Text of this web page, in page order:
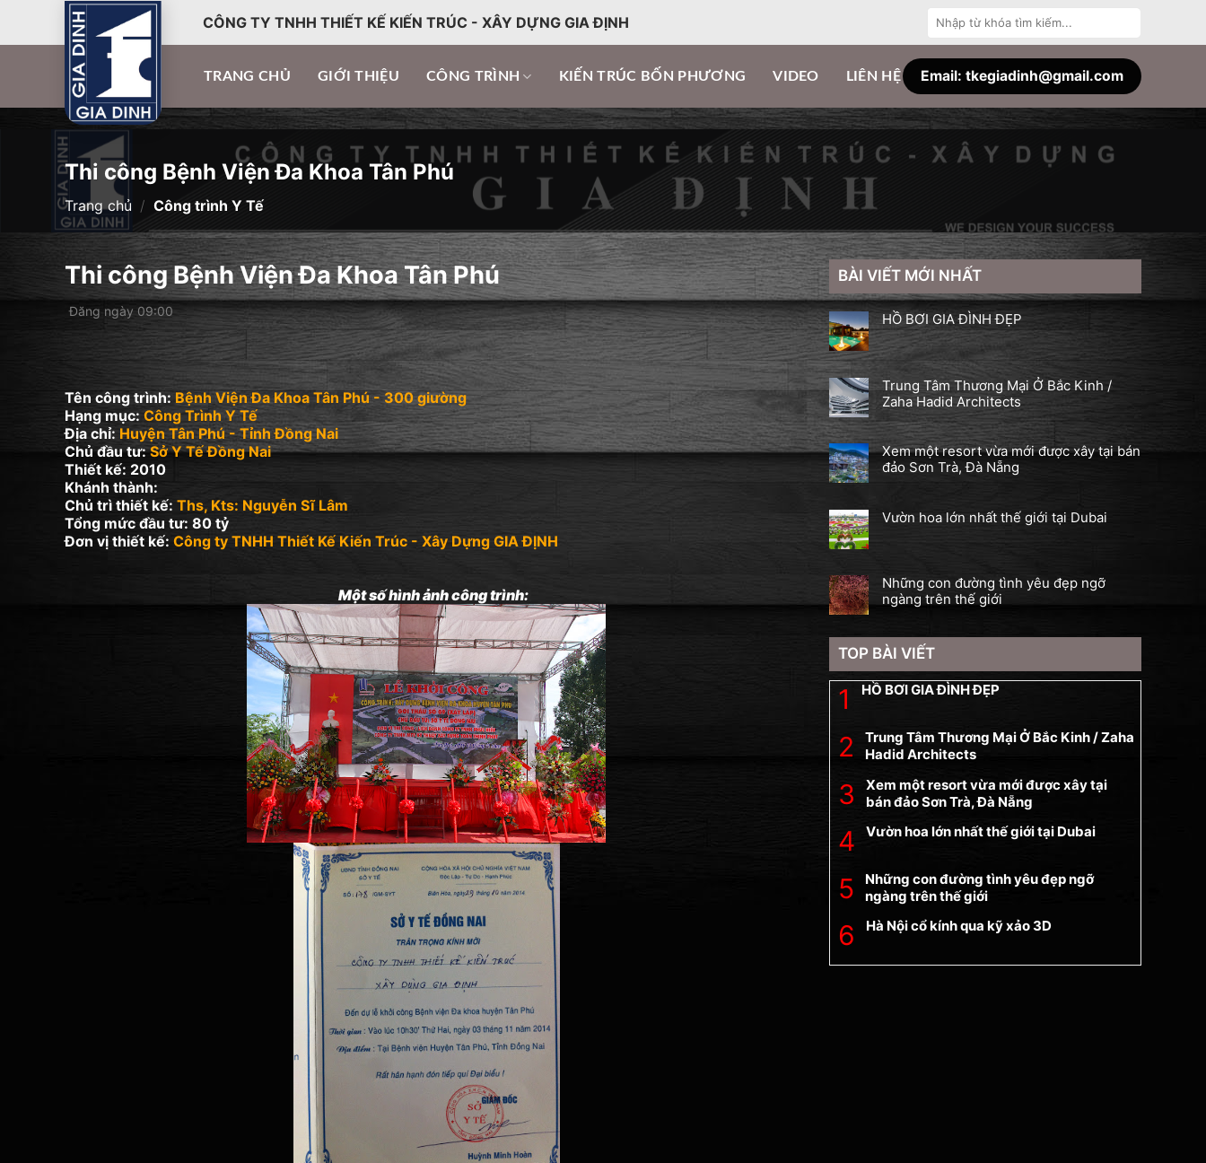
CÔNG TY TNHH THIẾT KẾ KIẾN TRÚC - XÂY DỰNG GIA ĐỊNH
kiếm:
TRANG CHỦ GIỚI THIỆU CÔNG TRÌNH KIẾN TRÚC BỐN PHƯƠNG VIDEO LIÊN HỆ Email: tkegiadinh@gmail.com
Thi công Bệnh Viện Đa Khoa Tân Phú
Trang chủ / Công trình Y Tế
Thi công Bệnh Viện Đa Khoa Tân Phú
Đăng ngày 09:00
Tên công trình: Bệnh Viện Đa Khoa Tân Phú - 300 giường
Hạng mục: Công Trình Y Tế
Địa chỉ: Huyện Tân Phú - Tỉnh Đồng Nai
Chủ đầu tư:Sở Y Tế Đồng Nai
Thiết kế: 2010
Khánh thành:
Chủ trì thiết kế: Ths, Kts: Nguyễn Sĩ Lâm
Tổng mức đầu tư: 80 tỷ
Đơn vị thiết kế: Công ty TNHH Thiết Kế Kiến Trúc - Xây Dựng GIA ĐỊNH
Một số hình ảnh công trình:
BÀI VIẾT MỚI NHẤT
HỒ BƠI GIA ĐÌNH ĐẸP
Trung Tâm Thương Mại Ở Bắc Kinh /
Zaha Hadid Architects
Xem một resort vừa mới được xây tại bán
đảo Sơn Trà, Đà Nẵng
Vườn hoa lớn nhất thế giới tại Dubai
Những con đường tình yêu đẹp ngỡ
ngàng trên thế giới
TOP BÀI VIẾT
HỒ BƠI GIA ĐÌNH ĐẸP
Trung Tâm Thương Mại Ở Bắc Kinh / Zaha
Hadid Architects
Xem một resort vừa mới được xây tại
bán đảo Sơn Trà, Đà Nẵng
Vườn hoa lớn nhất thế giới tại Dubai
Những con đường tình yêu đẹp ngỡ
ngàng trên thế giới
Hà Nội cổ kính qua kỹ xảo 3D